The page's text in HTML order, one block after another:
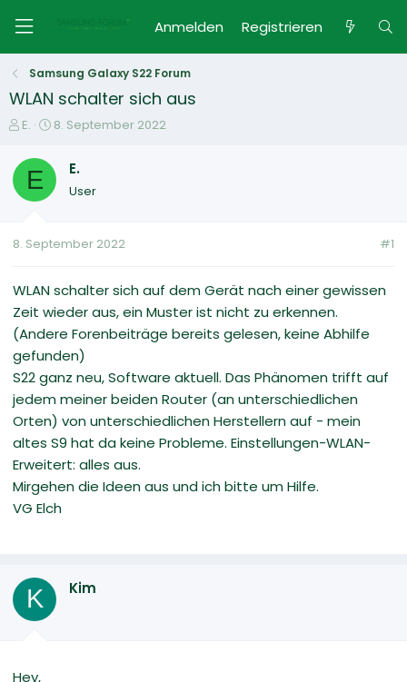
Anmelden Registrieren
Samsung Galaxy S22 Forum
WLAN schalter sich aus
E
s
e
e
E.
E
t
e
t
m
8. September 2022
E E.
User
8. September 2022 #1
WLAN schalter sich auf dem Gerät nach einer gewissen
Zeit wieder aus, ein Muster ist nicht zu erkennen.
(Andere Forenbeiträge bereits gelesen, keine Abhilfe
gefunden)
S22 ganz neu, Software aktuell. Das Phänomen trifft auf
jedem meiner beiden Router (an unterschiedlichen
Orten) von unterschiedlichen Herstellern auf - mein
altes S9 hat da keine Probleme. Einstellungen-WLAN-
Erweitert: alles aus.
Mirgehen die Ideen aus und ich bitte um Hilfe.
VG Elch
K Kim
Hey,